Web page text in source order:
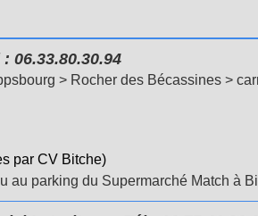
> Rocher des Bécassines >
par CV Bitche)
au parking du Supermarché Match à